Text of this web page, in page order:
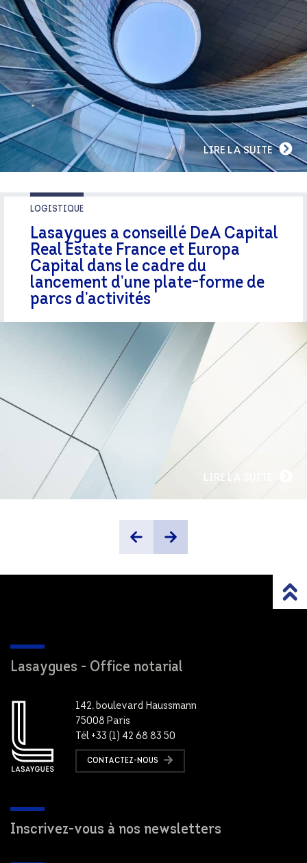
LIRE LA SUITE
LOGISTIQUE
Lasaygues a conseillé DeA Capital
Real Estate France et Europa
Capital dans le cadre du
lancement d’une plate-forme de
parcs d’activités
LIRE LA SUITE
Lasaygues - Office notarial
142, boulevard Haussmann
75008 Paris
Tél +33 (1) 42 68 83 50
CONTACTEZ-NOUS
Inscrivez-vous à nos newsletters